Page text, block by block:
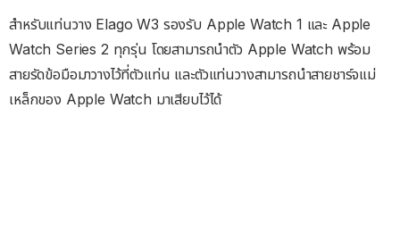
สำหรับแท่นวาง Elago W3 รองรับ Apple Watch 1 และ Apple
Watch Series 2 ทุกรุ่น โดยสามารถนำตัว Apple Watch พร้อม
สายรัดข้อมือมาวางไว้ที่ตัวแท่น และตัวแท่นวางสามารถนำสายชาร์จแม่
เหล็กของ Apple Watch มาเสียบไว้ได้